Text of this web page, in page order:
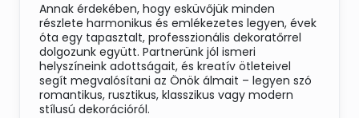
Annak érdekében, hogy esküvőjük minden
részlete harmonikus és emlékezetes legyen, évek
óta egy tapasztalt, professzionális dekoratőrrel
dolgozunk együtt. Partnerünk jól ismeri
helyszíneink adottságait, és kreatív ötleteivel
segít megvalósítani az Önök álmait – legyen szó
romantikus, rusztikus, klasszikus vagy modern
stílusú dekorációról.